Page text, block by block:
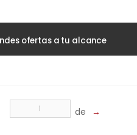
ofertas a tu alcance
de →